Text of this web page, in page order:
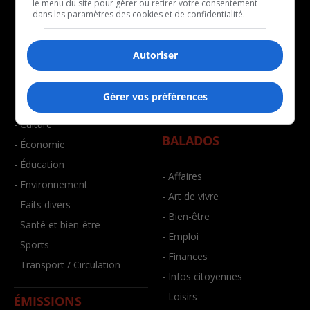
NOUVELLES
- Affaires municipales
- Communauté / Social
- Culture
- Économie
- Éducation
- Environnement
- Faits divers
- Santé et bien-être
- Sports
- Transport / Circulation
ÉMISSIONS
MUSIQUE
- Décompte franco
- Joué récemment
BALADOS
- Affaires
- Art de vivre
- Bien-être
- Emploi
- Finances
- Infos citoyennes
- Loisirs
le menu du site pour gérer ou retirer votre consentement
dans les paramètres des cookies et de confidentialité.
Autoriser
Gérer vos préférences